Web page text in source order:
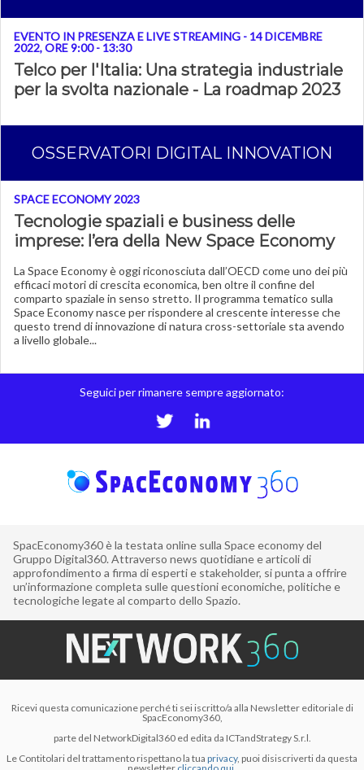
EVENTO IN PRESENZA E LIVE STREAMING - 14 DICEMBRE
2022, ORE 9:00 - 13:30
Telco per l'Italia: Una strategia industriale
per la svolta nazionale - La roadmap 2023
OSSERVATORI DIGITAL INNOVATION
SPACE ECONOMY 2023
Tecnologie spaziali e business delle
imprese: l’era della New Space Economy
La Space Economy è oggi riconosciuta dall’OECD come uno dei più
efficaci motori di crescita economica, ben oltre il confine del
comparto spaziale in senso stretto. Il programma tematico sulla
Space Economy nasce per rispondere al crescente interesse che
questo trend di innovazione di natura cross-settoriale sta avendo
a livello globale...
Seguici per rimanere sempre aggiornato:
SpacEconomy360 è la testata online sulla Space economy del
Gruppo Digital360. Attraverso news quotidiane e articoli di
approfondimento a firma di esperti e stakeholder, si punta a offrire
un’informazione completa sulle questioni economiche, politiche e
tecnologiche legate al comparto dello Spazio.
Ricevi questa comunicazione perché ti sei iscritto/a alla Newsletter editoriale di
SpacEconomy360,
parte del NetworkDigital360 ed edita da ICTandStrategy S.r.l.
Le Contitolari del trattamento rispettano la tua privacy, puoi disiscriverti da questa